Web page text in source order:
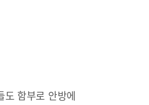
도 함부로 안방에